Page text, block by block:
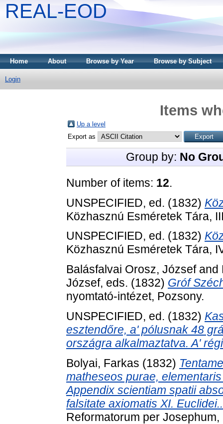
REAL-EOD
Home About Browse by Year Browse by Subject
Login
Items
Up a level
Export as
Group by: No
Number of items: 12.
UNSPECIFIED, ed. (1832)
Közhasznú Esméretek Tára,
UNSPECIFIED, ed. (1832)
Közhasznú Esméretek Tára,
Balásfalvai Orosz, Józsefand
József, eds. (1832) Gróf
nyomtató-intézet, Pozsony.
UNSPECIFIED, ed. (1832)
esztendőre, a' pólusnak 48
országra alkalmaztatva. A'
Bolyai, Farkas (1832)
matheseos purae,
Appendix scientiam spatii
falsitate axiomatis XI.
Reformatorum per